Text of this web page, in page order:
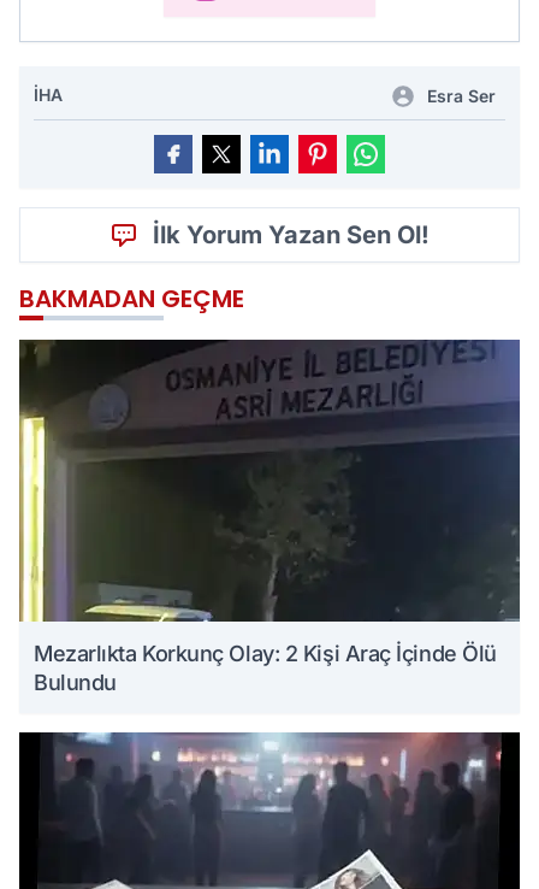
İHA Esra Ser
İlk Yorum Yazan Sen Ol!
BAKMADAN GEÇME
Mezarlıkta Korkunç Olay: 2 Kişi Araç İçinde Ölü
Bulundu